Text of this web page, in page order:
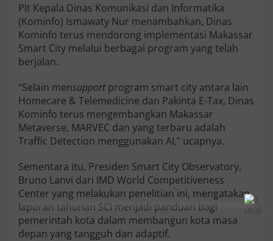
r
a
Plt Kepala Dinas Komunikasi dan Informatika
(Kominfo) Ismawaty Nur menambahkan, Dinas
Kominfo terus mendorong implementasi Makassar
Smart City melalui berbagai program yang telah
berjalan.
“Selain mensupportprogram smart city antara lain
Homecare & Telemedicine dan Pakinta E-Tax, Dinas
Kominfo terus mengembangkan Makassar
Metaverse, MARVEC dan yang terbaru adalah
Traffic Detection menggunakan AI,” ucapnya.
Sementara itu, Presiden Smart City Observatory,
Bruno Lanvi dari IMD World Competitiveness
Center yang melakukan penelitian ini, mengatakan
laporan tahunan SCI menjadi panduan bagi
pemerintah kota dalam membangun kota masa
depan yang tangguh dan adaptif.